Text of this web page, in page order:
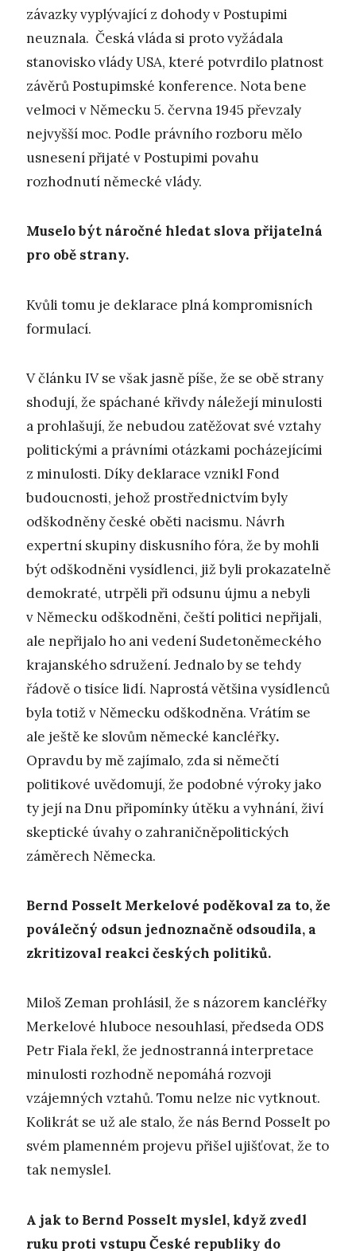
závazky vyplývající z dohody v Postupimi
neuznala. Česká vláda si proto vyžádala
stanovisko vlády USA, které potvrdilo platnost
závěrů Postupimské konference. Nota bene
velmoci v Německu 5. června 1945 převzaly
nejvyšší moc. Podle právního rozboru mělo
usnesení přijaté v Postupimi povahu
rozhodnutí německé vlády.
Muselo být náročné hledat slova přijatelná
pro obě strany.
Kvůli tomu je deklarace plná kompromisních
formulací.
V článku IV se však jasně píše, že se obě strany
shodují, že spáchané křivdy náležejí minulosti
a prohlašují, že nebudou zatěžovat své vztahy
politickými a právními otázkami pocházejícími
z minulosti. Díky deklarace vznikl Fond
budoucnosti, jehož prostřednictvím byly
odškodněny české oběti nacismu. Návrh
expertní skupiny diskusního fóra, že by mohli
být odškodněni vysídlenci, již byli prokazatelně
demokraté, utrpěli při odsunu újmu a nebyli
v Německu odškodněni, čeští politici nepřijali,
ale nepřijalo ho ani vedení Sudetoněmeckého
krajanského sdružení. Jednalo by se tehdy
řádově o tisíce lidí. Naprostá většina vysídlenců
byla totiž v Německu odškodněna. Vrátím se
ale ještě ke slovům německé kancléřky.
Opravdu by mě zajímalo, zda si němečtí
politikové uvědomují, že podobné výroky jako
ty její na Dnu připomínky útěku a vyhnání, živí
skeptické úvahy o zahraničněpolitických
záměrech Německa.
Bernd Posselt Merkelové poděkoval za to, že
poválečný odsun jednoznačně odsoudila, a
zkritizoval reakci českých politiků.
Miloš Zeman prohlásil, že s názorem kancléřky
Merkelové hluboce nesouhlasí, předseda ODS
Petr Fiala řekl, že jednostranná interpretace
minulosti rozhodně nepomáhá rozvoji
vzájemných vztahů. Tomu nelze nic vytknout.
Kolikrát se už ale stalo, že nás Bernd Posselt po
svém plamenném projevu přišel ujišťovat, že to
tak nemyslel.
A jak to Bernd Posselt myslel, když zvedl
ruku proti vstupu České republiky do